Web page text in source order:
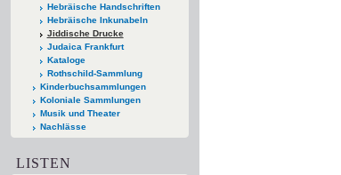
Hebräische Handschriften
Hebräische Inkunabeln
Jiddische Drucke
Judaica Frankfurt
Kataloge
Rothschild-Sammlung
Kinderbuchsammlungen
Koloniale Sammlungen
Musik und Theater
Nachlässe
LISTEN